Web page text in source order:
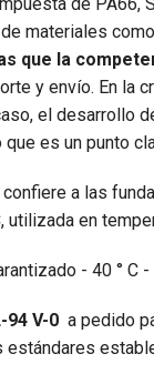
materiales
que la
y envío. En la
el desarrollo
es un punto
confiere a las
utilizada en
- 40 ° C -
94 V-0 a pedido
estándares